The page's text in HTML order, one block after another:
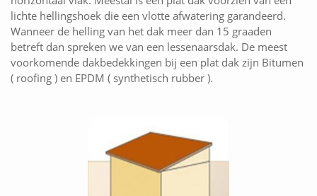
lichte hellingshoek die een vlotte afwatering garandeerd.
Wanneer de helling van het dak meer dan 15 graaden
betreft dan spreken we van een lessenaarsdak. De meest
voorkomende dakbedekkingen bij een plat dak zijn Bitumen
( roofing ) en EPDM ( synthetisch rubber ).